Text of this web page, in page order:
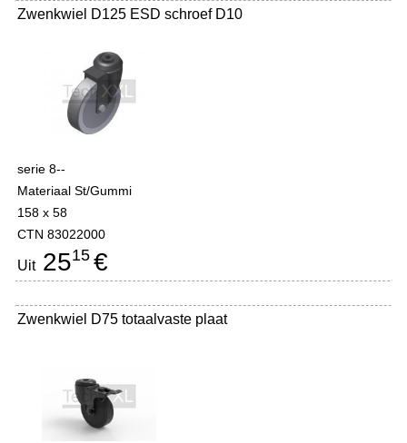
Zwenkwiel D125 ESD schroef D10
serie 8--
Materiaal St/Gummi
158 x 58
CTN 83022000
Uit2515 €
Zwenkwiel D75 totaalvaste plaat